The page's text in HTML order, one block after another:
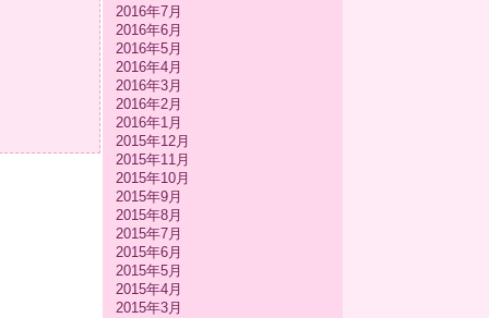
2016年7月
2016年6月
2016年5月
2016年4月
2016年3月
2016年2月
2016年1月
2015年12月
2015年11月
2015年10月
2015年9月
2015年8月
2015年7月
2015年6月
2015年5月
2015年4月
2015年3月